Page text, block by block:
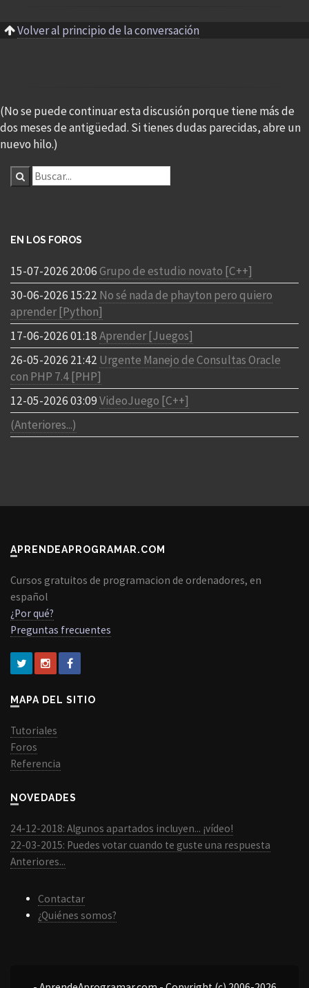
Volver al principio de la conversación
(No se puede continuar esta discusión porque tiene más de
dos meses de antigüedad. Si tienes dudas parecidas, abre un
nuevo hilo.)
EN LOS FOROS
15-07-2026 20:06Grupo de estudio novato [C++]
30-06-2026 15:22 No sé nada de phayton pero quiero
aprender [Python]
17-06-2026 01:18Aprender [Juegos]
26-05-2026 21:42 Urgente Manejo de Consultas Oracle
con PHP 7.4 [PHP]
12-05-2026 03:09VideoJuego [C++]
(Anteriores...)
APRENDEAPROGRAMAR.COM
Cursos gratuitos de programacion de ordenadores, en
español
¿Por qué?
Preguntas frecuentes
MAPA DEL SITIO
Tutoriales
Foros
Referencia
NOVEDADES
24-12-2018: Algunos apartados incluyen... ¡vídeo!
22-03-2015: Puedes votar cuando te guste una respuesta
Anteriores...
Contactar
¿Quiénes somos?